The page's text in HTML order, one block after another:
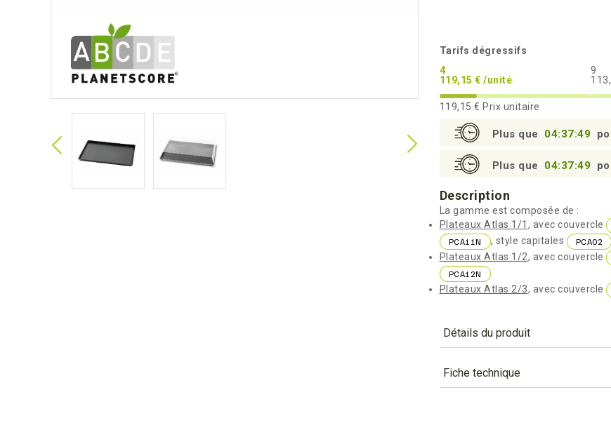
Tarifs dégressifs
4
119,15 € /unité
9
119,15 € Prix unitaire
Plus que 04:37:48
Plus que 04:37:48
Description
La gamme est composée de :
Plateaux Atlas 1/1 , avec couvercle
PCA11N , style capitales PCA02
Plateaux Atlas 1/2, avec couvercle
PCA12N
Plateaux Atlas 2/3, avec couvercle
Détails du produit
Référence PCA11N
Caractéristiques
Fiche technique